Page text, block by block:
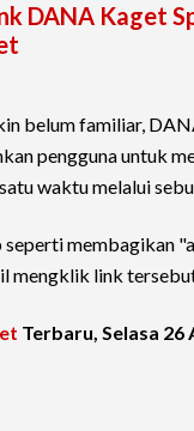
DANA Kaget
belum familiar,
pengguna untuk
waktu melalui
seperti membagikan
mengklik link
Terbaru, Selasa 26